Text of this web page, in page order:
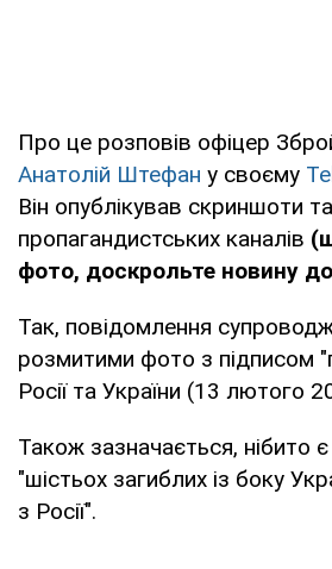
Про це розповів офіцер
Анатолій Штефан у своєму
Він опублікував скриншоти
пропагандистських каналів
фото, доскрольте новину
Так, повідомлення
розмитими фото з підписом
Росії та України (13 лютого
Також зазначається, нібито
"шістьох загиблих із боку
з Росії".